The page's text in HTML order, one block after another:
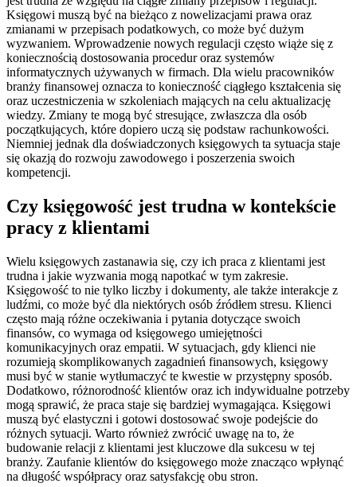
Księgowi muszą być na bieżąco z nowelizacjami prawa oraz
zmianami w przepisach podatkowych, co może być dużym
wyzwaniem. Wprowadzenie nowych regulacji często wiąże się z
koniecznością dostosowania procedur oraz systemów
informatycznych używanych w firmach. Dla wielu pracowników
branży finansowej oznacza to konieczność ciągłego kształcenia się
oraz uczestniczenia w szkoleniach mających na celu aktualizację
wiedzy. Zmiany te mogą być stresujące, zwłaszcza dla osób
początkujących, które dopiero uczą się podstaw rachunkowości.
Niemniej jednak dla doświadczonych księgowych ta sytuacja staje
się okazją do rozwoju zawodowego i poszerzenia swoich
kompetencji.
Czy księgowość jest trudna w kontekście
pracy z klientami
Wielu księgowych zastanawia się, czy ich praca z klientami jest
trudna i jakie wyzwania mogą napotkać w tym zakresie.
Księgowość to nie tylko liczby i dokumenty, ale także interakcje z
ludźmi, co może być dla niektórych osób źródłem stresu. Klienci
często mają różne oczekiwania i pytania dotyczące swoich
finansów, co wymaga od księgowego umiejętności
komunikacyjnych oraz empatii. W sytuacjach, gdy klienci nie
rozumieją skomplikowanych zagadnień finansowych, księgowy
musi być w stanie wytłumaczyć te kwestie w przystępny sposób.
Dodatkowo, różnorodność klientów oraz ich indywidualne potrzeby
mogą sprawić, że praca staje się bardziej wymagająca. Księgowi
muszą być elastyczni i gotowi dostosować swoje podejście do
różnych sytuacji. Warto również zwrócić uwagę na to, że
budowanie relacji z klientami jest kluczowe dla sukcesu w tej
branży. Zaufanie klientów do księgowego może znacząco wpłynąć
na długość współpracy oraz satysfakcję obu stron.